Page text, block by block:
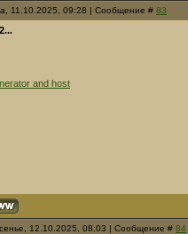
11.10.2025, 09:28 | Сообщение # 83
and host
12.10.2025, 08:03 | Сообщение # 84